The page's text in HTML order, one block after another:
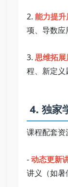
2. 能力提升
项、导数
3. 思维拓展
程、新定
4. 独家
课程配套
- 动态更新
讲义（如